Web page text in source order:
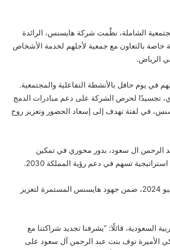
الشاملة، نظّمت شركة هايسنس، الرائدة
خاصة بالتعاون مع جمعية لأجلهم لخدمة الأشخاص
الرياض.
لأجلهم في يوم حافل بالأنشطة التفاعلية والمجتمعية.
تجسيدًا لحرص الشركة على دعم مبادرات الدمج
في لفتة تهدف إلى إسعاد الحضور وتعزيز روح
الرحمن ال سعود، بدور محوري في تمكين
تسهم في دعم رؤية المملكة 2030.
وتأتي هذه الفعالية امتدادًا لنجاح التعاون السابق الذي نُظّم في يونيو 2024، ضمن جهود هايسنس المستمرة لتعزيز
السعودية، قائلًا: “يشرفنا تجديد شراكتنا مع
الأميرة نوف بنت عبد الرحمن آل سعود على